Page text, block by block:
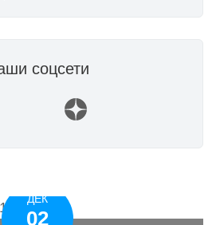
соцсети
ДЕК
02